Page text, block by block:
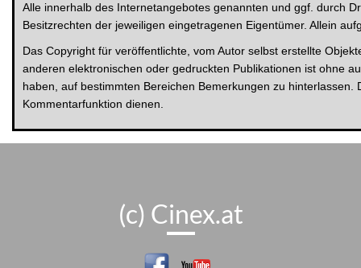
Alle innerhalb des Internetangebotes genannten und ggf. durch
Besitzrechten der jeweiligen eingetragenen Eigentümer. Allein
Das Copyright für veröffentlichte, vom Autor selbst erstellte
anderen elektronischen oder gedruckten Publikationen ist ohne
haben, auf bestimmten Bereichen Bemerkungen zu
Kommentarfunktion dienen.
(c) Cinex.at